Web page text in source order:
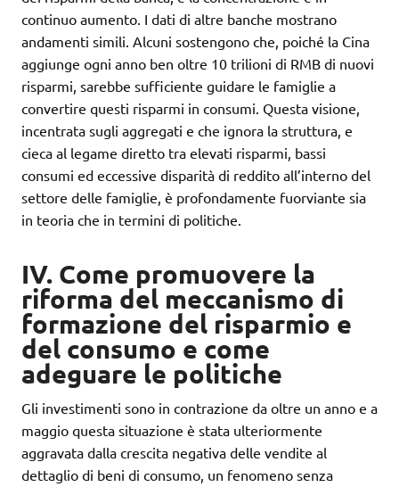
continuo aumento. I dati di altre banche mostrano
andamenti simili. Alcuni sostengono che, poiché la Cina
aggiunge ogni anno ben oltre 10 trilioni di RMB di nuovi
risparmi, sarebbe sufficiente guidare le famiglie a
convertire questi risparmi in consumi. Questa visione,
incentrata sugli aggregati e che ignora la struttura, e
cieca al legame diretto tra elevati risparmi, bassi
consumi ed eccessive disparità di reddito all’interno del
settore delle famiglie, è profondamente fuorviante sia
in teoria che in termini di politiche.
IV. Come promuovere la
riforma del meccanismo di
formazione del risparmio e
del consumo e come
adeguare le politiche
Gli investimenti sono in contrazione da oltre un anno e a
maggio questa situazione è stata ulteriormente
aggravata dalla crescita negativa delle vendite al
dettaglio di beni di consumo, un fenomeno senza